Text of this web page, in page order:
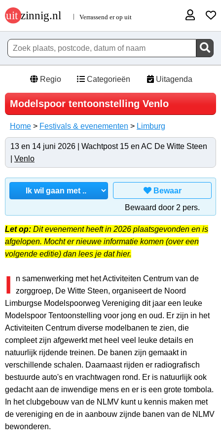
Regio Categorieën Uitagenda
Modelspoor tentoonstelling Venlo
Home > Festivals & evenementen > Limburg
13 en 14 juni 2026 | Wachtpost 15 en AC De Witte Steen
Venlo
Bewaar
Bewaard door 2 pers.
Let op: Dit evenement heeft in 2026 plaatsgevonden en is
afgelopen. Mocht er nieuwe informatie komen (over een
volgende editie) dan lees je dat hier.
I
n samenwerking met het Activiteiten Centrum van de
zorggroep, De Witte Steen, organiseert de Noord
Limburgse Modelspoorweg Vereniging dit jaar een leuke
Modelspoor Tentoonstelling voor jong en oud. Er zijn in het
Activiteiten Centrum diverse modelbanen te zien, die
compleet zijn afgewerkt met heel veel leuke details en
natuurlijk rijdende treinen. De banen zijn gemaakt in
verschillende schalen. Daarnaast rijden er radiografisch
bestuurde auto's en vrachtwagen rond. Er is natuurlijk ook
gedacht aan de inwendige mens en er is een grote tombola.
In het clubgebouw van de NLMV kunt u kennis maken met
de vereniging en de in aanbouw zijnde banen van de NLMV
bewonderen.